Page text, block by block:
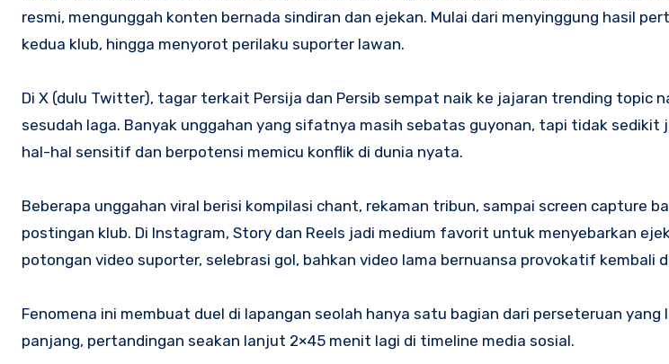
resmi, mengunggah konten bernada sindiran dan ejekan. Mulai dari menyinggung hasil
kedua klub, hingga menyorot perilaku suporter lawan.
Di X (dulu Twitter), tagar terkait Persija dan Persib sempat naik ke jajaran trending topic
sesudah laga. Banyak unggahan yang sifatnya masih sebatas guyonan, tapi tidak sedikit
hal-hal sensitif dan berpotensi memicu konflik di dunia nyata.
Beberapa unggahan viral berisi kompilasi chant, rekaman tribun, sampai screen capture
postingan klub. Di Instagram, Story dan Reels jadi medium favorit untuk menyebarkan
potongan video suporter, selebrasi gol, bahkan video lama bernuansa provokatif kembali
Fenomena ini membuat duel di lapangan seolah hanya satu bagian dari perseteruan yang
panjang, pertandingan seakan lanjut 2×45 menit lagi di timeline media sosial.